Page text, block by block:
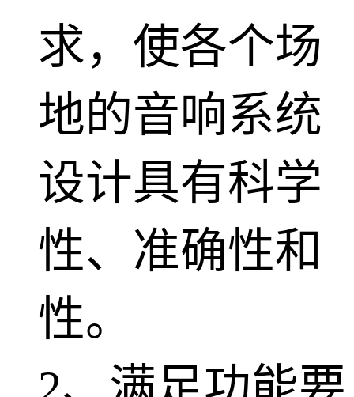
求，使各个场
地的音响系统
设计具有科学
性、准确性和
性。